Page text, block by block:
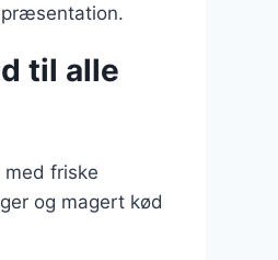
til alle
friske
og magert kød